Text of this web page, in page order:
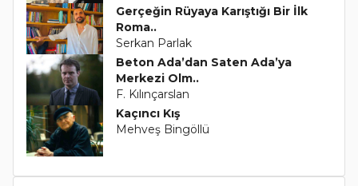
Gerçeğin Rüyaya Karıştığı Bir İlk
Roma..
Serkan Parlak
Beton Ada’dan Saten Ada’ya
Merkezi Olm..
F. Kılınçarslan
Kaçıncı Kış
Mehveş Bingöllü